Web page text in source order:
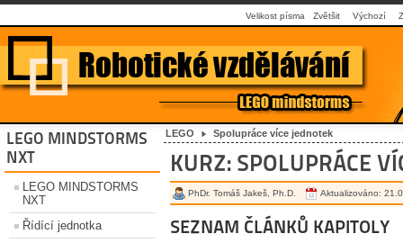
Velikost písma Zvětšit Výchozí
LEGO MINDSTORMS
NXT
LEGO MINDSTORMS
NXT
Řídící jednotka
LEGO Spolupráce více jednotek
KURZ: SPOLUPRÁCE
PhDr. Tomáš Jakeš, Ph.D. Aktualizováno:
SEZNAM ČLÁNKŮ KAPITOLY